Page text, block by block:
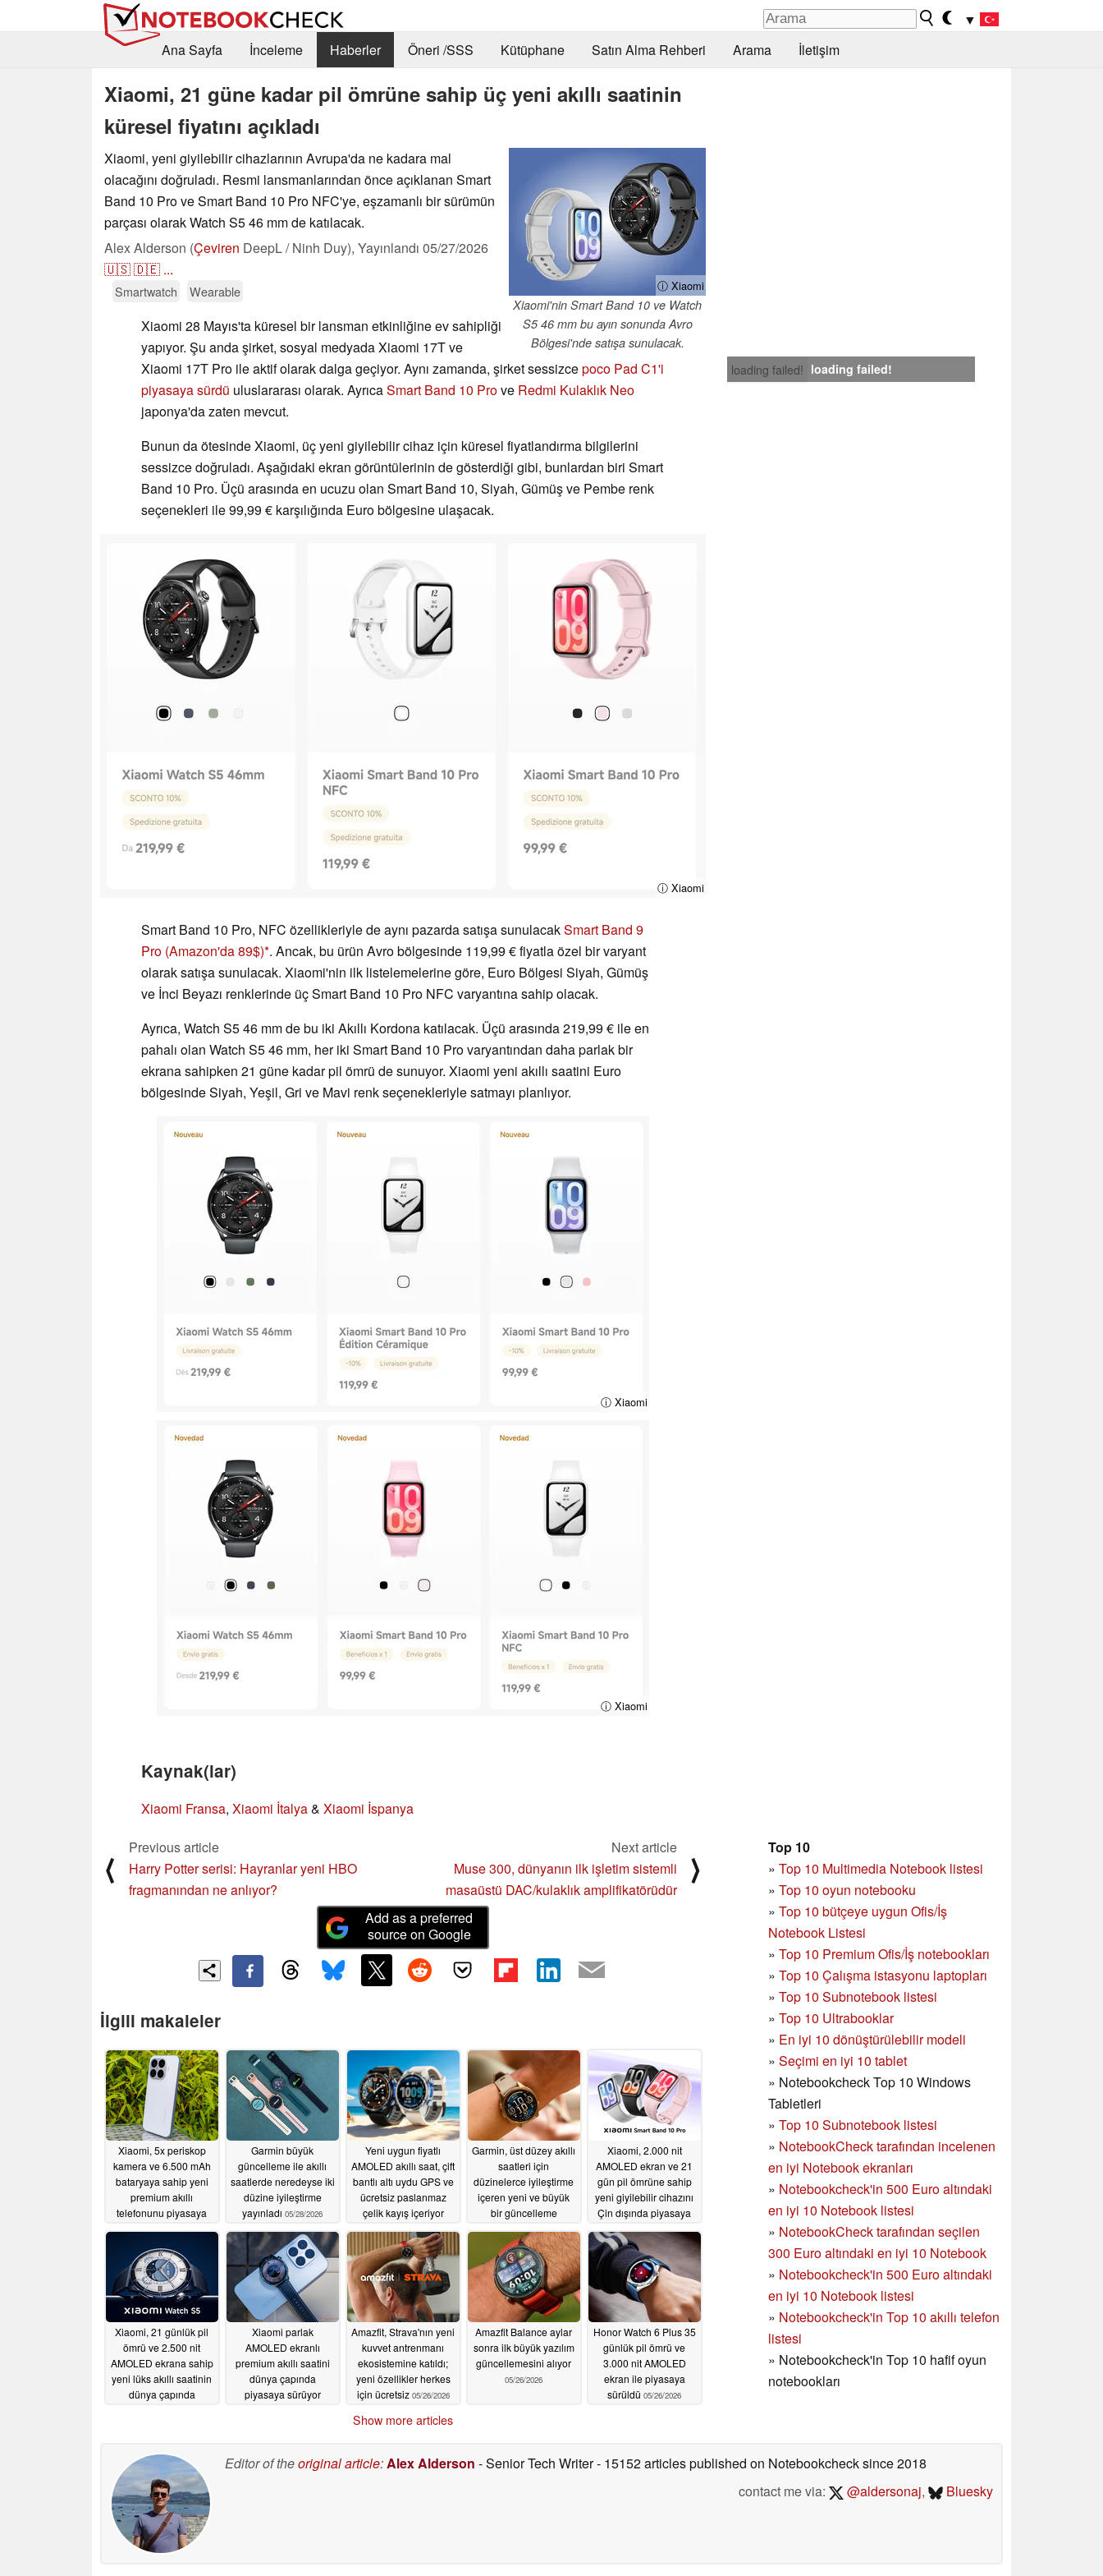
▼
Ana Sayfa
İnceleme Haberler Öneri /SSS Kütüphane Satın Alma Rehberi Arama İletişim
Xiaomi, 21 güne kadar pil ömrüne sahip üç yeni akıllı saatinin
küresel fiyatını açıkladı
ⓘ Xiaomi
Xiaomi'nin Smart Band 10 ve Watch
S5 46 mm bu ayın sonunda Avro
Bölgesi'nde satışa sunulacak.
Xiaomi, yeni giyilebilir cihazlarının Avrupa'da ne kadara mal
olacağını doğruladı. Resmi lansmanlarından önce açıklanan Smart
Band 10 Pro ve Smart Band 10 Pro NFC'ye, eşzamanlı bir sürümün
parçası olarak Watch S5 46 mm de katılacak.
Alex Alderson (Çeviren DeepL / Ninh Duy), Yayınlandı 05/27/2026
🇺🇸🇩🇪 ...
Smartwatch Wearable
loading failed! loading failed!
Xiaomi 28 Mayıs'ta küresel bir lansman etkinliğine ev sahipliği
yapıyor. Şu anda şirket, sosyal medyada Xiaomi 17T ve
Xiaomi 17T Pro ile aktif olarak dalga geçiyor. Aynı zamanda, şirket sessizcepoco Pad C1'i
piyasaya sürdü uluslararası olarak. AyrıcaSmart Band 10 Prove Redmi Kulaklık Neo
japonya'da zaten mevcut.
Bunun da ötesinde Xiaomi, üç yeni giyilebilir cihaz için küresel fiyatlandırma bilgilerini
sessizce doğruladı. Aşağıdaki ekran görüntülerinin de gösterdiği gibi, bunlardan biri Smart
Band 10 Pro. Üçü arasında en ucuzu olan Smart Band 10, Siyah, Gümüş ve Pembe renk
seçenekleri ile 99,99 € karşılığında Euro bölgesine ulaşacak.
ⓘ Xiaomi
Smart Band 10 Pro, NFC özellikleriyle de aynı pazarda satışa sunulacakSmart Band 9
Pro (Amazon'da 89$) . Ancak, bu ürün Avro bölgesinde 119,99 € fiyatla özel bir varyant
olarak satışa sunulacak. Xiaomi'nin ilk listelemelerine göre, Euro Bölgesi Siyah, Gümüş
ve İnci Beyazı renklerinde üç Smart Band 10 Pro NFC varyantına sahip olacak.
Ayrıca, Watch S5 46 mm de bu iki Akıllı Kordona katılacak. Üçü arasında 219,99 € ile en
pahalı olan Watch S5 46 mm, her iki Smart Band 10 Pro varyantından daha parlak bir
ekrana sahipken 21 güne kadar pil ömrü de sunuyor. Xiaomi yeni akıllı saatini Euro
bölgesinde Siyah, Yeşil, Gri ve Mavi renk seçenekleriyle satmayı planlıyor.
ⓘ Xiaomi
ⓘ Xiaomi
Kaynak(lar)
Xiaomi Fransa, Xiaomi İtalya& Xiaomi İspanya
Top 10
» Top 10 Multimedia Notebook listesi
» Top 10 oyun notebooku
» Top 10 bütçeye uygun Ofis/İş
Notebook Listesi
» Top 10 Premium Ofis/İş notebookları
» Top 10 Çalışma istasyonu laptopları
» Top 10 Subnotebook listesi
» Top 10 Ultrabooklar
» En iyi 10 dönüştürülebilir modeli
» Seçimi en iyi 10 tablet
» Notebookcheck Top 10 Windows
Tabletleri
» Top 10 Subnotebook listesi
» NotebookCheck tarafından incelenen
en iyi Notebook ekranları
» Notebookcheck'in 500 Euro altındaki
en iyi 10 Notebook listesi
» NotebookCheck tarafından seçilen
300 Euro altındaki en iyi 10 Notebook
» Notebookcheck'in 500 Euro altındaki
en iyi 10 Notebook listesi
» Notebookcheck'in Top 10 akıllı telefon
listesi
» Notebookcheck'in Top 10 hafif oyun
notebookları
⟨
Previous article
Harry Potter serisi: Hayranlar yeni HBO
fragmanından ne anlıyor?
Next article
Muse 300, dünyanın ilk işletim sistemli
masaüstü DAC/kulaklık amplifikatörüdür
⟩
Add as a preferred
source on Google
İlgili makaleler
Xiaomi, 5x periskop
kamera ve 6.500 mAh
bataryaya sahip yeni
premium akıllı
telefonunu piyasaya
05/28/2026
Garmin büyük
güncelleme ile akıllı
saatlerde neredeyse iki
düzine iyileştirme
yayınladı 05/28/2026
Yeni uygun fiyatlı
AMOLED akıllı saat, çift
bantlı altı uydu GPS ve
ücretsiz paslanmaz
çelik kayış içeriyor
05/27/2026
Garmin, üst düzey akıllı
saatleri için
düzinelerce iyileştirme
içeren yeni ve büyük
bir güncelleme
05/27/2026
Xiaomi, 2.000 nit
AMOLED ekran ve 21
gün pil ömrüne sahip
yeni giyilebilir cihazını
Çin dışında piyasaya
05/26/2026
Xiaomi, 21 günlük pil
ömrü ve 2.500 nit
AMOLED ekrana sahip
yeni lüks akıllı saatinin
dünya çapında
Xiaomi parlak
AMOLED ekranlı
premium akıllı saatini
dünya çapında
piyasaya sürüyor
Amazfit, Strava'nın yeni
kuvvet antrenmanı
ekosistemine katıldı;
yeni özellikler herkes
için ücretsiz 05/26/2026
Amazfit Balance aylar
sonra ilk büyük yazılım
güncellemesini alıyor
05/26/2026
Honor Watch 6 Plus 35
günlük pil ömrü ve
3.000 nit AMOLED
ekran ile piyasaya
sürüldü 05/26/2026
Show more articles
Editor of theoriginal article:Alex Alderson - Senior Tech Writer- 15152 articles published on Notebookchecksince 2018
contact me via:
@aldersonaj, Bluesky